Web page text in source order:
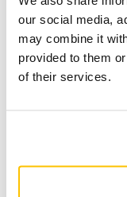
our social media,
may combine it
provided to them
of their services.
Com um padrão de
Mirka Galaxy é
um processo de
Mirka Abralon para